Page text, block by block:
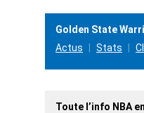
Golden State
Actus
Stats
Toute l’info NBA